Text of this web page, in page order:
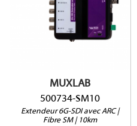
MUXLAB
500734-SM10
Extendeur 6G-SDI avec ARC |
Fibre SM | 10km
4K@30Hz jusqu'à 10km
via Fibre SM
9 Gbps